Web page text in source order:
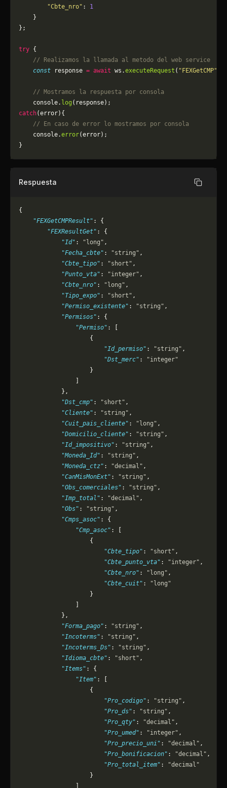
        "Cbte_nro"
: 1
    }
};
try {
    // Realizamos la llamada al metodo del web service
    const
response = await ws.executeRequest ( "FEXGetCMP"
    // Mostramos la respuesta por consola
    console.
log (response);
catch(error){
    // En caso de error lo mostramos por consola
	console.
error(error);
}
Respuesta Copiar
{
    "FEXGetCMPResult"
: {
        "FEXResultGet"
: {
            "Id"
: "long" ,
            "Fecha_cbte"
: "string" ,
            "Cbte_tipo"
: "short" ,
            "Punto_vta"
: "integer" ,
            "Cbte_nro"
: "long" ,
            "Tipo_expo"
: "short" ,
            "Permiso_existente"
: "string" ,
            "Permisos"
: {
                "Permiso"
: [
                    {
                        "Id_permiso"
: "string" ,
                        "Dst_merc"
:
"integer"
                    }
            },
            "Dst_cmp"
: "short" ,
            "Cliente"
: "string" ,
            "Cuit_pais_cliente"
: "long" ,
            "Domicilio_cliente"
: "string" ,
            "Id_impositivo"
: "string" ,
            "Moneda_Id"
: "string" ,
            "Moneda_ctz"
: "decimal" ,
            "CanMisMonExt"
: "string" ,
            "Obs_comerciales"
: "string" ,
            "Imp_total"
: "decimal" ,
            "Obs"
: "string" ,
            "Cmps_asoc"
: {
                "Cmp_asoc"
: [
                    {
                        "Cbte_tipo"
: "short" ,
                        "Cbte_punto_vta"
: "integer" ,
                        "Cbte_nro"
: "long" ,
                        "Cbte_cuit"
:
"long"
                    }
            },
            "Forma_pago"
: "string" ,
            "Incoterms"
: "string" ,
            "Incoterms_Ds"
: "string" ,
            "Idioma_cbte"
: "short" ,
            "Items"
: {
                "Item"
: [
                    {
                        "Pro_codigo"
: "string" ,
                        "Pro_ds"
: "string" ,
                        "Pro_qty"
: "decimal" ,
                        "Pro_umed"
: "integer" ,
                        "Pro_precio_uni"
: "decimal" ,
                        "Pro_bonificacion"
: "decimal" ,
                        "Pro_total_item"
:
"decimal"
                    }